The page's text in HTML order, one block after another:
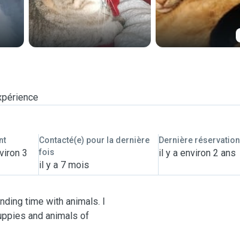
3
Contacté(e) pour la dernière
fois
il y a 7 mois
Dernière réservation
il y a environ 2 ans
time with animals. I
and animals of